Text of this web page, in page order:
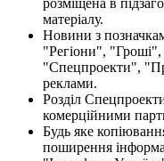
матеріалу.
Новини з
"Регіони",
"Спецпроекти",
реклами.
Розділ
комерційними
Будь яке
поширення